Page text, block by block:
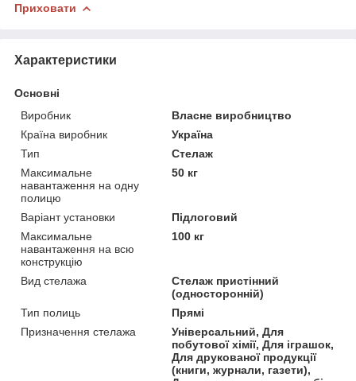
Приховати
Характеристики
Основні
Виробник
Власне виробництво
Країна виробник
Україна
Тип
Стелаж
Максимальне
навантаження на одну
полицю
50 кг
Варіант установки
Підлоговий
Максимальне
навантаження на всю
конструкцію
100 кг
Вид стелажа
Стелаж пристінний
(односторонній)
Тип полиць
Прямі
Призначення стелажа
Універсальний, Для
побутової хімії, Для іграшок,
Для друкованої продукції
(книги, журнали, газети),